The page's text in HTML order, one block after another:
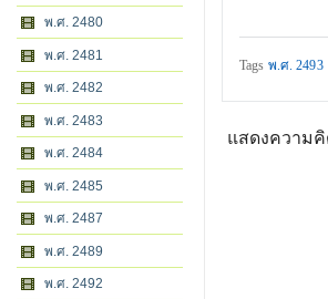
พ.ศ. 2480
พ.ศ. 2481
พ.ศ. 2482
พ.ศ. 2483
พ.ศ. 2484
พ.ศ. 2485
พ.ศ. 2487
พ.ศ. 2489
พ.ศ. 2492
Tags พ.ศ. 2493
แสดงความคิ